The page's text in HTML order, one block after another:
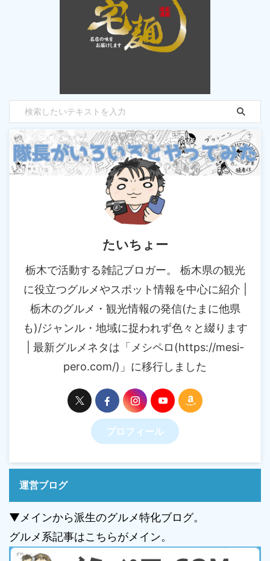
たいちょー
栃木で活動する雑記ブロガー。 栃木県の観光
に役立つグルメやスポット情報を中心に紹介 |
栃木のグルメ・観光情報の発信(たまに他県
も)/ジャンル・地域に捉われず色々と綴ります
| 最新グルメネタは「メシペロ(https://mesi-
pero.com/)」に移行しました
プロフィール
運営ブログ
▼メインから派生のグルメ特化ブログ。
グルメ系記事はこちらがメイン。